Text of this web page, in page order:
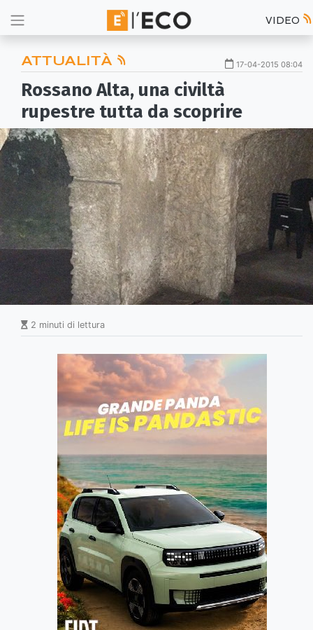
VIDEO
ATTUALITÀ 17-04-2015 08:04
Rossano Alta, una civiltà
rupestre tutta da scoprire
2 minuti di lettura